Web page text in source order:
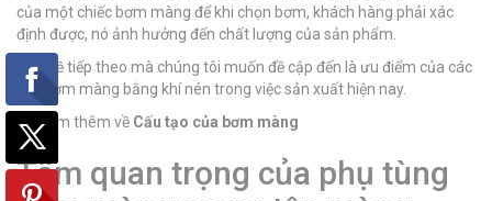
của một chiếc bơm màng để khi chọn bơm, khách hàng phải xác
định được, nó ảnh hưởng đến chất lượng của sản phẩm.
Vấn đề tiếp theo mà chúng tôi muốn đề cập đến là ưu điểm của các
loại bơm màng bằng khí nén trong việc sản xuất hiện nay.
>> Xem thêm về Cấu tạo của bơm màng
Tầm quan trọng của phụ tùng